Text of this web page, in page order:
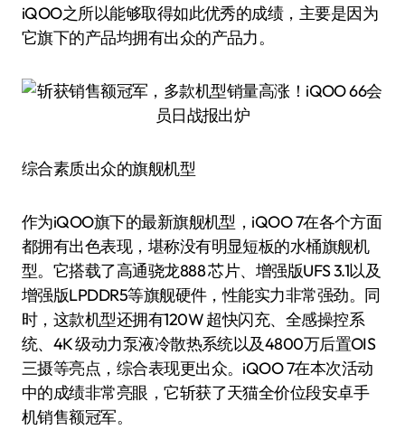
iQOO之所以能够取得如此优秀的成绩，主要是因为
它旗下的产品均拥有出众的产品力。
综合素质出众的旗舰机型
作为iQOO旗下的最新旗舰机型，iQOO 7在各个方面
都拥有出色表现，堪称没有明显短板的水桶旗舰机
型。它搭载了高通骁龙888 芯片、增强版UFS 3.1以及
增强版LPDDR5等旗舰硬件，性能实力非常强劲。同
时，这款机型还拥有120W 超快闪充、全感操控系
统、4K 级动力泵液冷散热系统以及4800万后置OIS
三摄等亮点，综合表现更出众。iQOO 7在本次活动
中的成绩非常亮眼，它斩获了天猫全价位段安卓手
机销售额冠军。